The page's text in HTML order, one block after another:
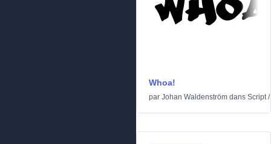
Whoa!
par Johan Waldenström dans Script/